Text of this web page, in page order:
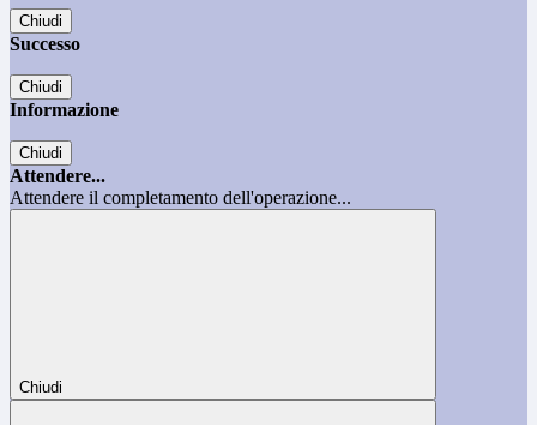
Chiudi
Successo
Chiudi
Informazione
Chiudi
Attendere...
Attendere il completamento dell'operazione...
Chiudi